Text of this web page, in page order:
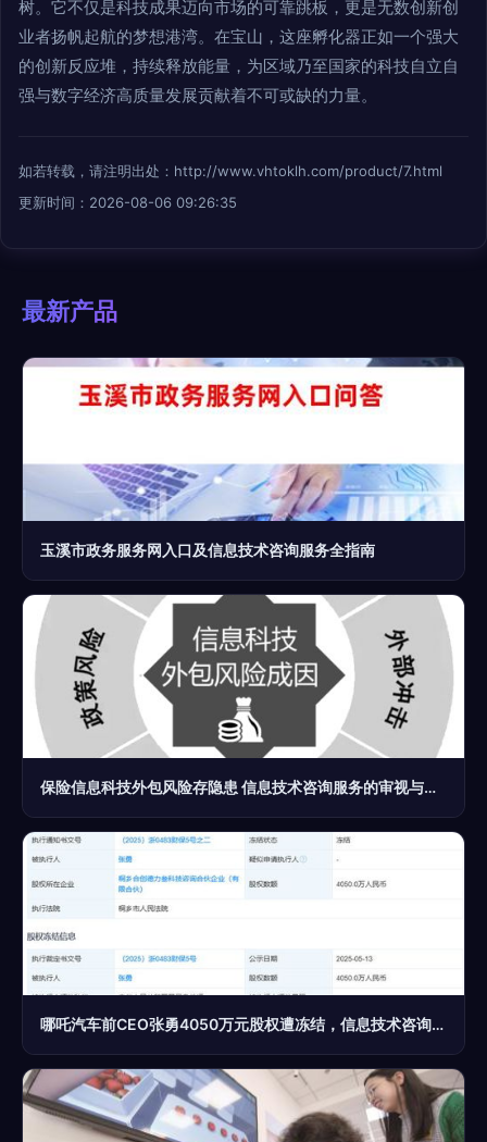
树。它不仅是科技成果迈向市场的可靠跳板，更是无数创新创
业者扬帆起航的梦想港湾。在宝山，这座孵化器正如一个强大
的创新反应堆，持续释放能量，为区域乃至国家的科技自立自
强与数字经济高质量发展贡献着不可或缺的力量。
如若转载，请注明出处：http://www.vhtoklh.com/product/7.html
更新时间：2026-08-06 09:26:35
最新产品
玉溪市政务服务网入口及信息技术咨询服务全指南
保险信息科技外包风险存隐患 信息技术咨询服务的审视与应对
哪吒汽车前CEO张勇4050万元股权遭冻结，信息技术咨询服务引关注